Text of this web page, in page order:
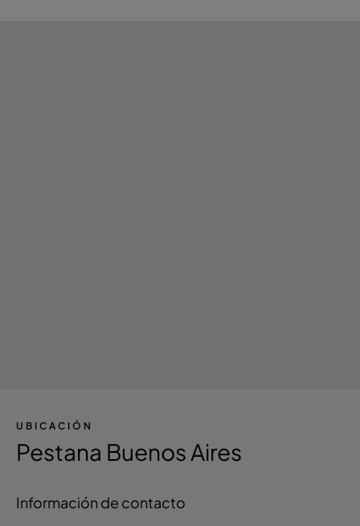
UBICACIÓN
Pestana Buenos Aires
Información de contacto